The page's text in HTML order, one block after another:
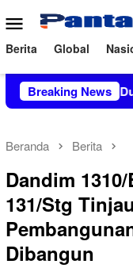
ke
konten
Menu
Mobile
Berita Global
Breaking News
Dukungan Aktivis
Beranda Berita
Dandim
131/Stg
Dibangun